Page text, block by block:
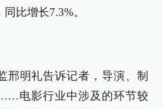
比增长7.3%。
邢明礼告诉记者，导演、制
电影行业中涉及的环节较